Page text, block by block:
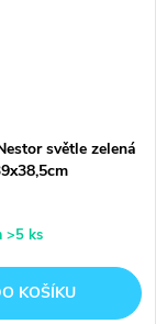
světle zelená
>5 ks
KOŠÍKU